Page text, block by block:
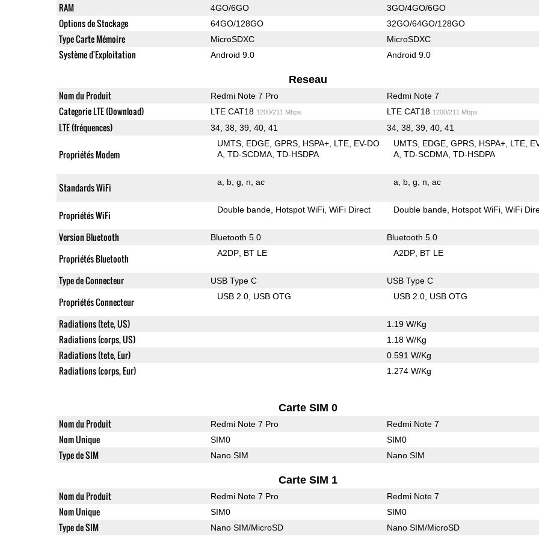
RAM 4GO/6GO 3GO/4GO/6GO
Options de Stockage 64GO/128GO 32GO/64GO/128GO
Type Carte Mémoire MicroSDXC MicroSDXC
Système d'Exploitation Android 9.0 Android 9.0
Reseau
Nom du Produit Redmi Note 7 Pro Redmi Note 7
Categorie LTE (Download) LTE CAT18 1200/211 Mbps LTE CAT18 1200/211 Mbps
LTE (fréquences) 34, 38, 39, 40, 41 34, 38, 39, 40, 41
Propriétés Modem
UMTS EDGE GPRS HSPA+ LTE EV-DO
A TD-SCDMA TD-HSDPA
UMTS EDGE GPRS HSPA+ LTE
A TD-SCDMA TD-HSDPA
Standards WiFi a b g n ac a b g n ac
Propriétés WiFi Double bande Hotspot WiFi WiFi Direct Double bande Hotspot WiFi WiFi
Version Bluetooth Bluetooth 5.0 Bluetooth 5.0
Propriétés Bluetooth A2DP BT LE A2DP BT LE
Type de Connecteur USB Type C USB Type C
Propriétés Connecteur USB 2.0 USB OTG USB 2.0 USB OTG
Radiations (tete, US) 1.19 W/Kg
Radiations (corps, US) 1.18 W/Kg
Radiations (tete, Eur) 0.591 W/Kg
Radiations (corps, Eur) 1.274 W/Kg
Carte SIM 0
Nom du Produit Redmi Note 7 Pro Redmi Note 7
Nom Unique SIM0 SIM0
Type de SIM Nano SIM Nano SIM
Carte SIM 1
Nom du Produit Redmi Note 7 Pro Redmi Note 7
Nom Unique SIM0 SIM0
Type de SIM Nano SIM/MicroSD Nano SIM/MicroSD